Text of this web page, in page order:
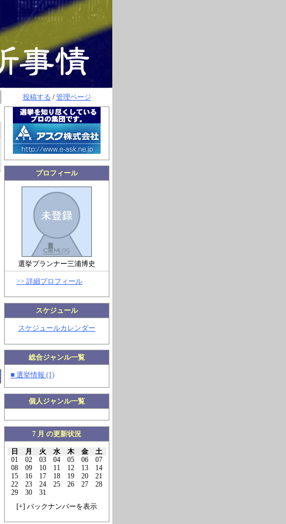
投稿する /管理ページ
プロフィール
選挙プランナー三浦博史
>> 詳細プロフィール
スケジュール
スケジュールカレンダー
総合ジャンル一覧
■ 選挙情報 (1)
個人ジャンル一覧
7 月 の更新状況
日 月 火 水 木 金
土
01
02 03 04 05 06
07
08
09 10 11 12 13
14
15
16 17 18 19 20
21
22
23 24 25 26 27
28
29
30
31
[+] バックナンバーを表示